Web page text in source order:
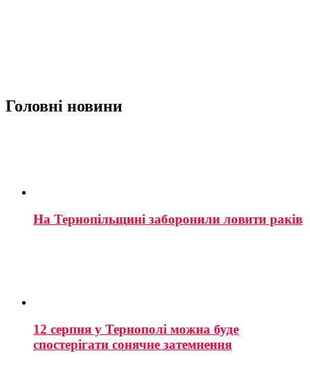
Головні новини
На Тернопільщині заборонили ловити раків
12 серпня у Тернополі можна буде
спостерігати сонячне затемнення